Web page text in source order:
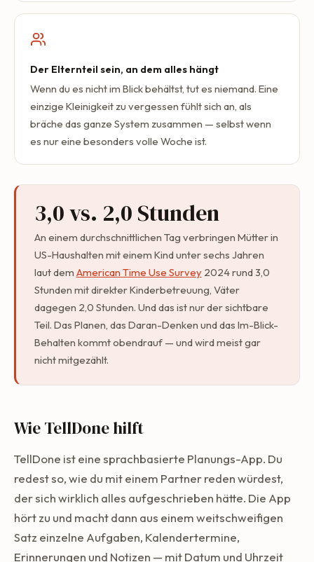
Der Elternteil sein, an dem alles hängt
Wenn du es nicht im Blick behältst, tut es niemand. Eine
einzige Kleinigkeit zu vergessen fühlt sich an, als
bräche das ganze System zusammen — selbst wenn
es nur eine besonders volle Woche ist.
3,0 vs. 2,0 Stunden
An einem durchschnittlichen Tag verbringen Mütter in
US-Haushalten mit einem Kind unter sechs Jahren
laut dem American Time Use Survey2024 rund 3,0
Stunden mit direkter Kinderbetreuung, Väter
dagegen 2,0 Stunden. Und das ist nur der sichtbare
Teil. Das Planen, das Daran-Denken und das Im-Blick-
Behalten kommt obendrauf — und wird meist gar
nicht mitgezählt.
Wie TellDone hilft
TellDone ist eine sprachbasierte Planungs-App. Du
redest so, wie du mit einem Partner reden würdest,
der sich wirklich alles aufgeschrieben hätte. Die App
hört zu und macht dann aus einem weitschweifigen
Satz einzelne Aufgaben, Kalendertermine,
Erinnerungen und Notizen — mit Datum und Uhrzeit